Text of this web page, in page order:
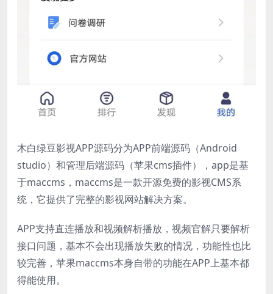
木白绿豆影视APP源码分为APP前端源码（Android
studio）和管理后端源码（苹果cms插件），app是基
于maccms，maccms是一款开源免费的影视CMS系
统，它提供了完整的影视网站解决方案。
APP支持直连播放和视频解析播放，视频官解只要解析
接口问题，基本不会出现播放失败的情况，功能性也比
较完善，苹果maccms本身自带的功能在APP上基本都
得能使用。